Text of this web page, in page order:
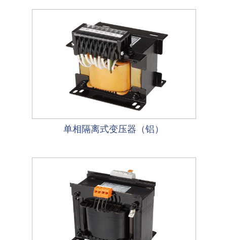
单相隔离式变压器（铝）